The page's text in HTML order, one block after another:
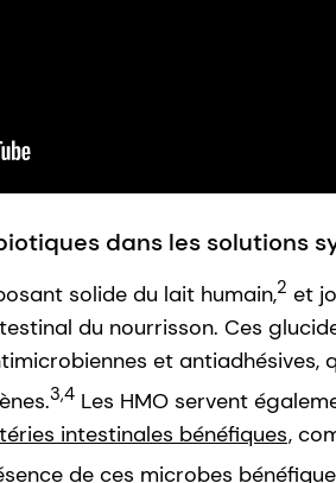
dans les solutions
solide du lait humain,2 et
du nourrisson. Ces
et antiadhésives,
3,4 Les HMO servent
intestinales bénéfiques,
de ces microbes